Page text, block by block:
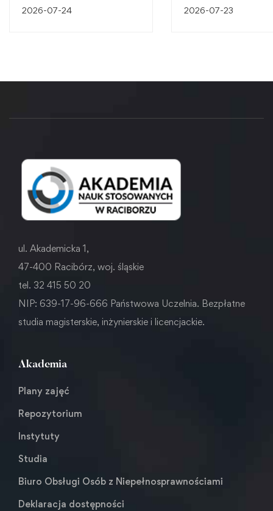
2026-07-24 2026-07-23
ul. Akademicka 1,
47-400 Racibórz, woj. śląskie
tel. 32 415 50 20
NIP: 639-17-96-666 Państwowa Uczelnia. Bezpłatne
studia magisterskie, inżynierskie i licencjackie.
Akademia
Plany zajęć
Repozytorium
Instytuty
Studia
Biuro Obsługi Osób z Niepełnosprawnościami
Deklaracja dostępności